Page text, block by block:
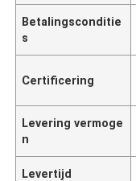
Betalingsconditie
s
Certificering
Levering vermoge
n
Levertijd